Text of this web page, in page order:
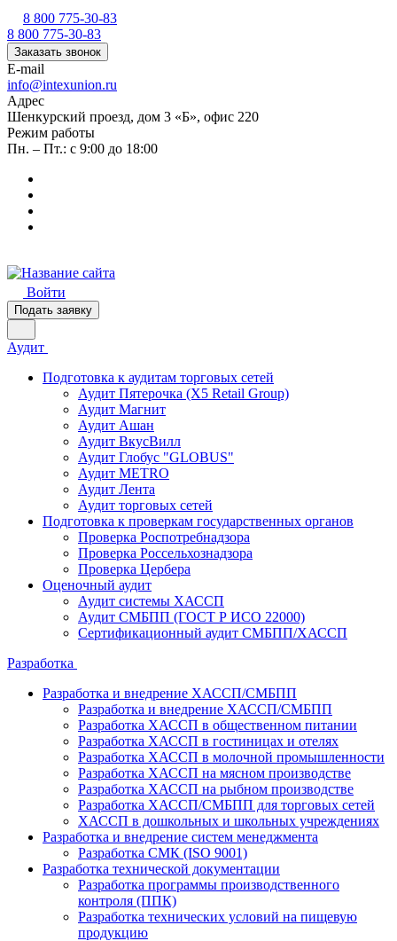
8 800 775-30-83
8 800 775-30-83
Заказать звонок
E-mail
info@intexunion.ru
Адрес
Шенкурский проезд, дом 3 «Б», офис 220
Режим работы
Пн. – Пт.: с 9:00 до 18:00
Войти
Подать заявку
Аудит
Подготовка к аудитам торговых сетей
Аудит Пятерочка (X5 Retail Group)
Аудит Магнит
Аудит Ашан
Аудит ВкусВилл
Аудит Глобус "GLOBUS"
Аудит METRO
Аудит Лента
Аудит торговых сетей
Подготовка к проверкам государственных органов
Проверка Роспотребнадзора
Проверка Россельхознадзора
Проверка Цербера
Оценочный аудит
Аудит системы ХАССП
Аудит СМБПП (ГОСТ Р ИСО 22000)
Сертификационный аудит СМБПП/ХАССП
Разработка
Разработка и внедрение ХАССП/СМБПП
Разработка и внедрение ХАССП/СМБПП
Разработка ХАССП в общественном питании
Разработка ХАССП в гостиницах и отелях
Разработка ХАССП в молочной промышленности
Разработка ХАССП на мясном производстве
Разработка ХАССП на рыбном производстве
Разработка ХАССП/СМБПП для торговых сетей
ХАССП в дошкольных и школьных учреждениях
Разработка и внедрение систем менеджмента
Разработка СМК (ISO 9001)
Разработка технической документации
Разработка программы производственного
контроля (ППК)
Разработка технических условий на пищевую
продукцию